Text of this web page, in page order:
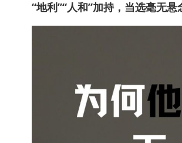
“地利”“人和”加持，当选毫无悬